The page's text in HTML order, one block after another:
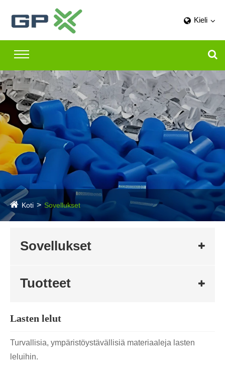
Kieli
Koti Sovellukset
Sovellukset
Tuotteet
Lasten lelut
Turvallisia, ympäristöystävällisiä materiaaleja lasten
leluihin.